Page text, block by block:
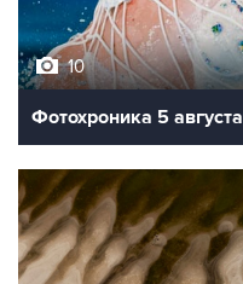
10
Фотохроника 5 августа